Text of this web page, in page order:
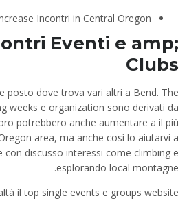
Incontri in Central Oregon
Eventi e amp;
Clubs
posto dove trova vari altri a Bend. The
weeks e organization sono derivati ​​da
potrebbero anche aumentare a il più
area, ma anche così lo aiutarvi a
con discusso interessi come climbing e
esplorando local montagne.
il top single events e groups website :